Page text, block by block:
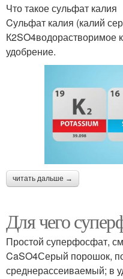
Что такое сульфат калия
Cульфат калия (калий
К2SO4водорастворимое
удобрение.
читать дальше →
Для чего
Простой суперфосфат,
CaSO4Серый порошок,
среднерассеиваемый; в